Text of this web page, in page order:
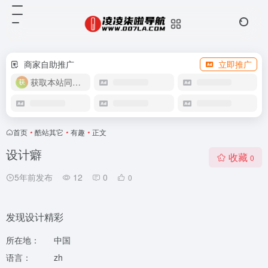
商家自助推广
立即推广
获取本站同款主题
首页 • 酷站其它 • 有趣 • 正文
设计癖
5年前发布 12 0 0
收藏 0
发现设计精彩
所在地：
中国
语言：
zh